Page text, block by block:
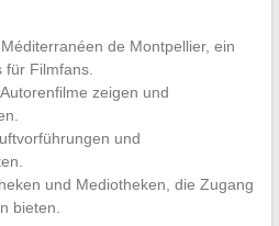
de Montpellier, ein
Filmfans.
zeigen und
und
und Mediotheken, die Zugang
bieten.